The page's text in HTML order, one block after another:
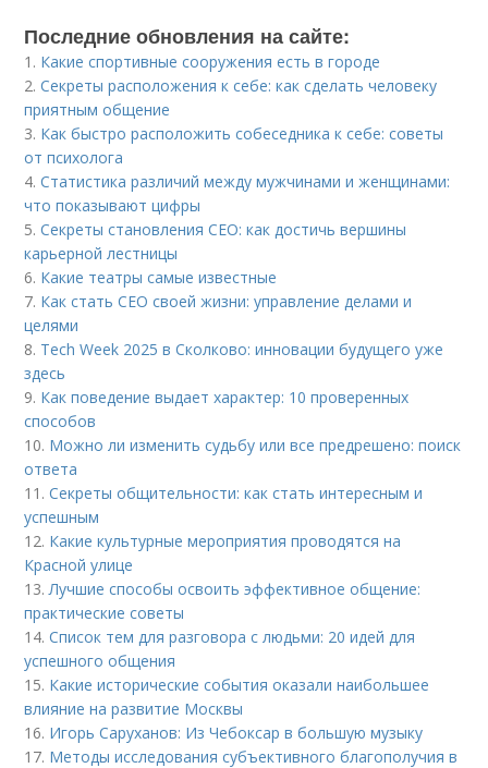
Последние обновления на сайте:
1. Какие спортивные сооружения есть в городе
2.Секреты расположения к себе: как сделать человеку
приятным общение
3. Как быстро расположить собеседника к себе: советы
от психолога
4.Статистика различий между мужчинами и женщинами:
что показывают цифры
5.Секреты становления CEO: как достичь вершины
карьерной лестницы
6. Какие театры самые известные
7. Как стать СЕО своей жизни: управление делами и
целями
8. Tech Week 2025 в Сколково: инновации будущего уже
здесь
9. Как поведение выдает характер: 10 проверенных
способов
10. Можно ли изменить судьбу или все предрешено: поиск
ответа
11.Секреты общительности: как стать интересным и
успешным
12. Какие культурные мероприятия проводятся на
Красной улице
13. Лучшие способы освоить эффективное общение:
практические советы
14.Список тем для разговора с людьми: 20 идей для
успешного общения
15. Какие исторические события оказали наибольшее
влияние на развитие Москвы
16. Игорь Саруханов: Из Чебоксар в большую музыку
17. Методы исследования субъективного благополучия в